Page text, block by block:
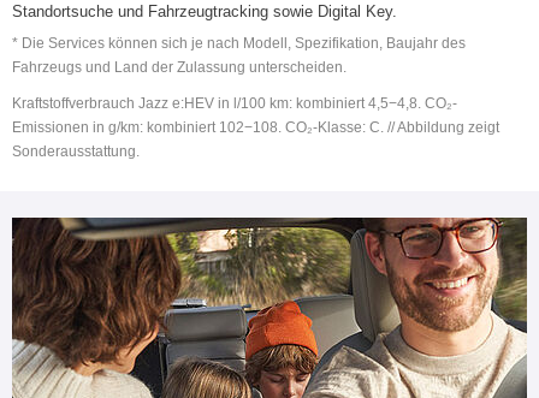
Standortsuche und Fahrzeugtracking sowie Digital Key.
* Die Services können sich je nach Modell, Spezifikation, Baujahr des
Fahrzeugs und Land der Zulassung unterscheiden.
Kraftstoffverbrauch Jazz e:HEV in l/100 km: kombiniert 4,5−4,8. CO₂-
Emissionen in g/km: kombiniert 102−108. CO₂-Klasse: C. // Abbildung zeigt
Sonderausstattung.